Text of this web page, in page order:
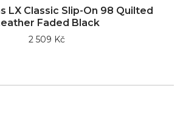
LX Classic Slip-On 98 Quilted
Faded Black
2 509 Kč